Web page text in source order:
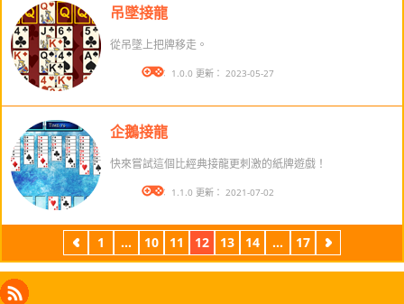
吊墜接龍
從吊墜上把牌移走。
版本： 1.0.0 更新： 2023-05-27
企鵝接龍
快來嘗試這個比經典接龍更刺激的紙牌遊戲！
版本： 1.1.0 更新： 2021-07-02
上
一
1 ... 10 11 12 13 14 ... 17
下
一
Facebook
Instagram
X
LinkedIn
RSS